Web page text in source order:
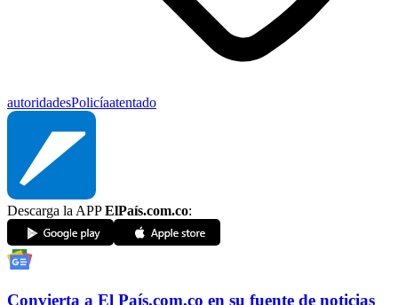
autoridadesPolicíaatentado
Descarga la APPElPaís.com.co:
Convierta a El País.com.co en su fuente de noticias